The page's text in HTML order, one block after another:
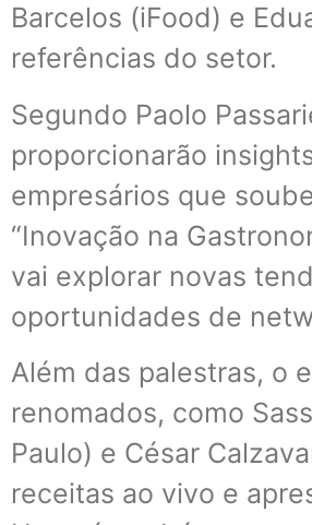
Barcelos (iFood) e
referências do setor.
Segundo Paolo
proporcionarão
empresários que
“Inovação na
vai explorar novas
oportunidades de
Além das palestras, o
renomados, como
Paulo) e César
receitas ao vivo e